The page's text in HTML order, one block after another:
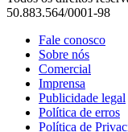
50.883.564/0001-98
Fale conosco
Sobre nós
Comercial
Imprensa
Publicidade legal
Política de erros
Política de